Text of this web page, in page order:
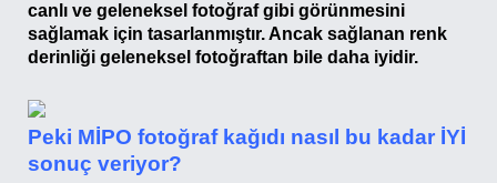
canlı ve geleneksel fotoğraf gibi görünmesini
sağlamak için tasarlanmıştır. Ancak sağlanan renk
derinliği geleneksel fotoğraftan bile daha iyidir.
Peki MİPO fotoğraf kağıdı nasıl bu kadar İYİ
sonuç veriyor?